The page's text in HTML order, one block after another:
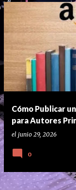
n
r
a
d
a
s
Cómo Publicar
para Autores
el junio 29, 2026
0